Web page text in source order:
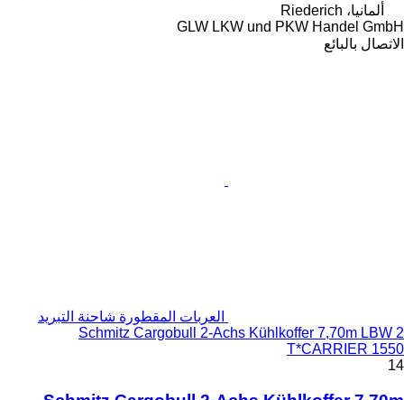
ألمانيا، Riederich
GLW LKW und PKW Handel GmbH
الاتصال بالبائع
العربات المقطورة شاحنة التبريد
Schmitz Cargobull 2-Achs Kühlkoffer 7,70m LBW 2
T*CARRIER 1550
14